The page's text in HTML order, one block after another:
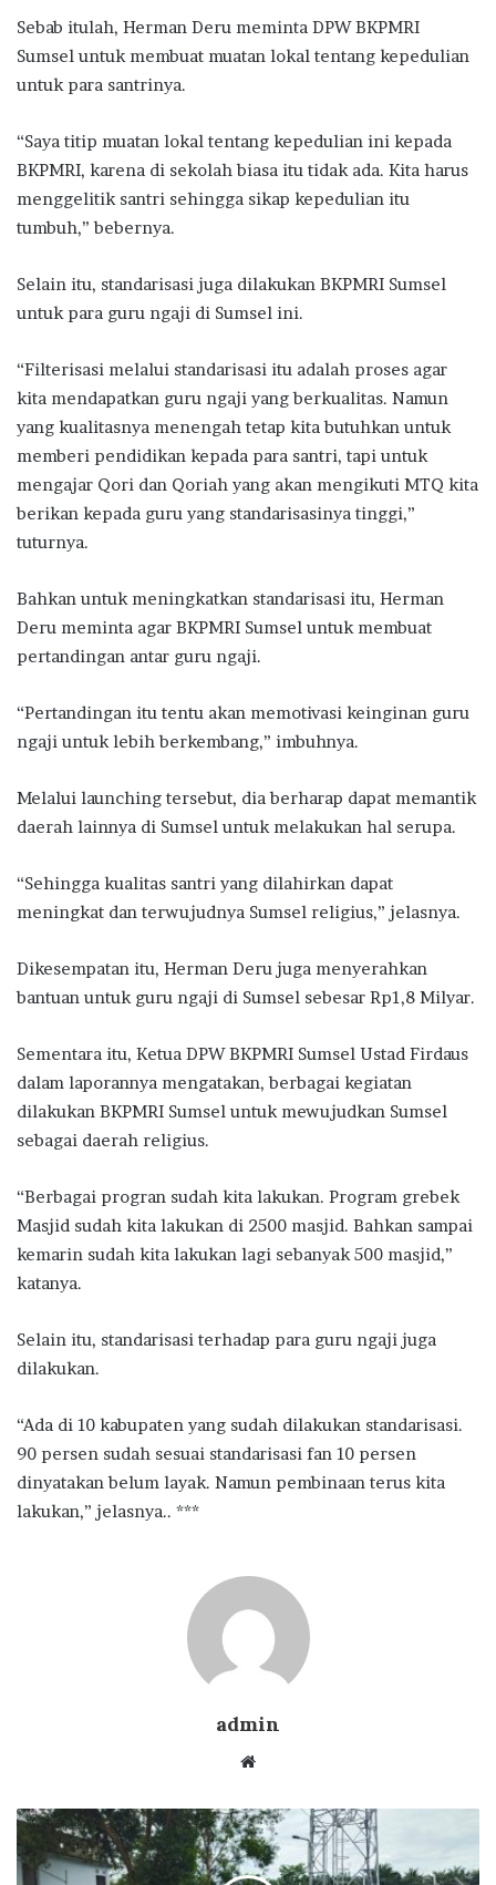
Sebab itulah, Herman Deru meminta DPW BKPMRI
Sumsel untuk membuat muatan lokal tentang kepedulian
untuk para santrinya.
“Saya titip muatan lokal tentang kepedulian ini kepada
BKPMRI, karena di sekolah biasa itu tidak ada. Kita harus
menggelitik santri sehingga sikap kepedulian itu
tumbuh,” bebernya.
Selain itu, standarisasi juga dilakukan BKPMRI Sumsel
untuk para guru ngaji di Sumsel ini.
“Filterisasi melalui standarisasi itu adalah proses agar
kita mendapatkan guru ngaji yang berkualitas. Namun
yang kualitasnya menengah tetap kita butuhkan untuk
memberi pendidikan kepada para santri, tapi untuk
mengajar Qori dan Qoriah yang akan mengikuti MTQ kita
berikan kepada guru yang standarisasinya tinggi,”
tuturnya.
Bahkan untuk meningkatkan standarisasi itu, Herman
Deru meminta agar BKPMRI Sumsel untuk membuat
pertandingan antar guru ngaji.
“Pertandingan itu tentu akan memotivasi keinginan guru
ngaji untuk lebih berkembang,” imbuhnya.
Melalui launching tersebut, dia berharap dapat memantik
daerah lainnya di Sumsel untuk melakukan hal serupa.
“Sehingga kualitas santri yang dilahirkan dapat
meningkat dan terwujudnya Sumsel religius,” jelasnya.
Dikesempatan itu, Herman Deru juga menyerahkan
bantuan untuk guru ngaji di Sumsel sebesar Rp1,8 Milyar.
Sementara itu, Ketua DPW BKPMRI Sumsel Ustad Firdaus
dalam laporannya mengatakan, berbagai kegiatan
dilakukan BKPMRI Sumsel untuk mewujudkan Sumsel
sebagai daerah religius.
“Berbagai progran sudah kita lakukan. Program grebek
Masjid sudah kita lakukan di 2500 masjid. Bahkan sampai
kemarin sudah kita lakukan lagi sebanyak 500 masjid,”
katanya.
Selain itu, standarisasi terhadap para guru ngaji juga
dilakukan.
“Ada di 10 kabupaten yang sudah dilakukan standarisasi.
90 persen sudah sesuai standarisasi fan 10 persen
dinyatakan belum layak. Namun pembinaan terus kita
lakukan,” jelasnya.. ***
admin
Website